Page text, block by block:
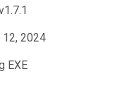
2024
EXE